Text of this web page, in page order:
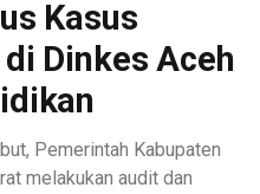
Kasus
Dinkes Aceh
Pemerintah Kabupaten
melakukan audit dan